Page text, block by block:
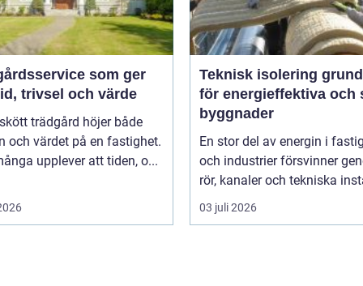
som ger
trivsel och värde
trädgård höjer både
och värdet på en fastighet.
upplever att tiden, o...
Teknisk isolering grunden
för energieffektiva och
byggnader
En stor del av energin i
och industrier försvinner
rör, kanaler och tekniska
03 juli 2026